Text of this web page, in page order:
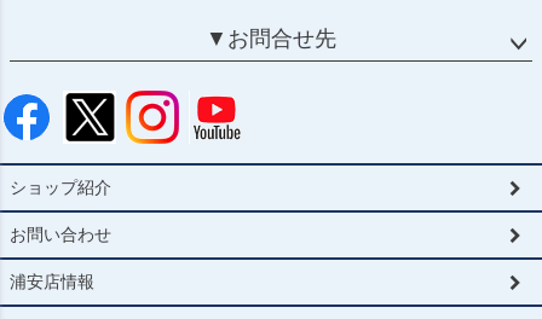
▼お問合せ先
ショップ紹介
お問い合わせ
浦安店情報